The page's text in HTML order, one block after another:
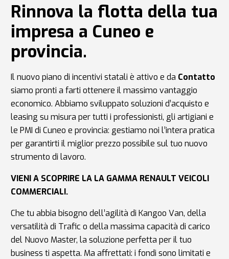
Rinnova la flotta della tua
impresa a Cuneo e
provincia.
Il nuovo piano di incentivi statali è attivo e da Contatto
siamo pronti a farti ottenere il massimo vantaggio
economico. Abbiamo sviluppato soluzioni d’acquisto e
leasing su misura per tutti i professionisti, gli artigiani e
le PMI di Cuneo e provincia: gestiamo noi l’intera pratica
per garantirti il miglior prezzo possibile sul tuo nuovo
strumento di lavoro.
VIENI A SCOPRIRE LA LA GAMMA RENAULT VEICOLI
COMMERCIALI.
Che tu abbia bisogno dell’agilità di Kangoo Van, della
versatilità di Trafic o della massima capacità di carico
del Nuovo Master, la soluzione perfetta per il tuo
business ti aspetta. Ma affrettati: i fondi sono limitati e